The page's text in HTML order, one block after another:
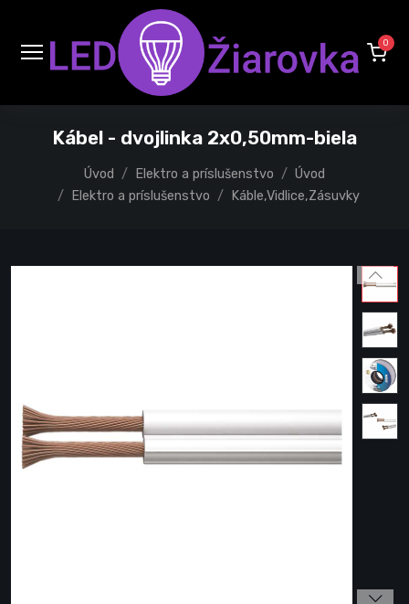
0
Kábel - dvojlinka 2x0,50mm-biela
Úvod Elektro a príslušenstvo
Úvod
Elektro a príslušenstvo
Káble,Vidlice,Zásuvky